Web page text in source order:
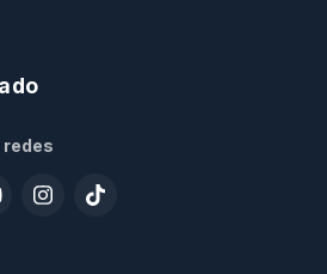
redes